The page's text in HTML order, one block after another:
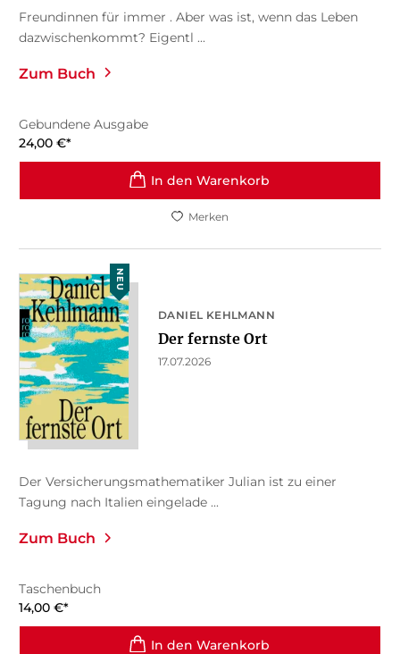
Freundinnen für immer . Aber was ist, wenn das Leben
dazwischenkommt? Eigentl ...
Zum Buch
Gebundene Ausgabe
24,00 €*
In den Warenkorb
Merken
NEU
DANIEL KEHLMANN
Der fernste Ort
17.07.2026
Der Versicherungsmathematiker Julian ist zu einer
Tagung nach Italien eingelade ...
Zum Buch
Taschenbuch
14,00 €*
In den Warenkorb